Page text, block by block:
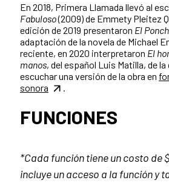
En 2018, Primera Llamada llevó al
Fabuloso(2009) de Emmety Pleitez
edición de 2019 presentaron El
adaptación de la novela de Michael
reciente, en 2020 interpretaron El
manos, del español Luis Matilla, de la
escuchar una versión de la obra en
sonora
FUNCIONES
*Cada función tiene un costo de
incluye un acceso a la función y